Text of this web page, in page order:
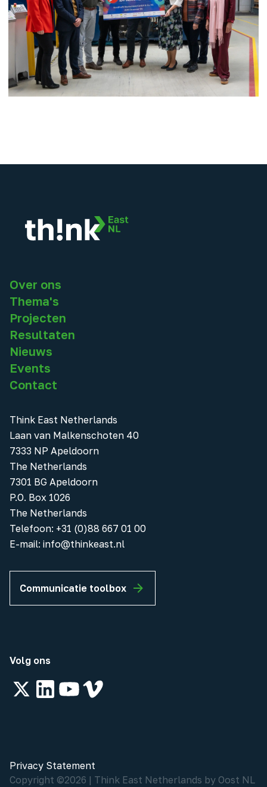
Over ons
Thema's
Projecten
Resultaten
Nieuws
Events
Contact
Think East Netherlands
Laan van Malkenschoten 40
7333 NP Apeldoorn
The Netherlands
7301 BG Apeldoorn
P.O. Box 1026
The Netherlands
Telefoon: +31 (0)88 667 01 00
E-mail: info@thinkeast.nl
Communicatie toolbox
Volg ons
Copyright ©2026 | Think East Netherlands by Oost NL
Privacy Statement